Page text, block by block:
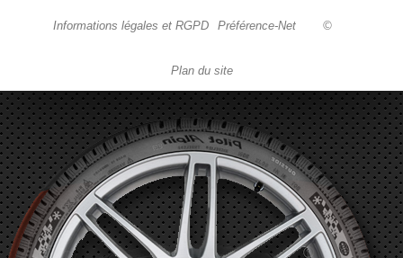
Informations légales et RGPD Préférence-Net ©
Plan du site
Garage automobile Reparation, entretien, carrosserie, concessionnaire Loire 42